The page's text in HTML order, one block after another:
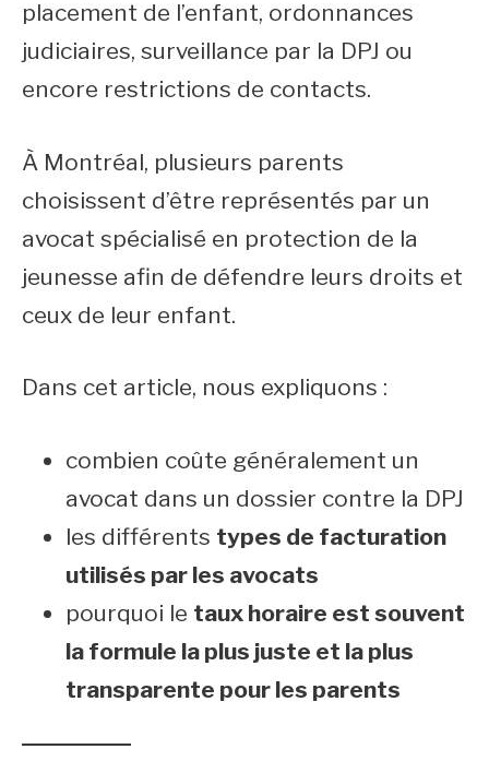
placement de l’enfant, ordonnances
judiciaires, surveillance par la DPJ ou
encore restrictions de contacts.
À Montréal, plusieurs parents
choisissent d’être représentés par un
avocat spécialisé en protection de la
jeunesse afin de défendre leurs droits et
ceux de leur enfant.
Dans cet article, nous expliquons :
combien coûte généralement un
avocat dans un dossier contre la DPJ
les différents types de facturation
utilisés par les avocats
pourquoi le taux horaire est souvent
la formule la plus juste et la plus
transparente pour les parents